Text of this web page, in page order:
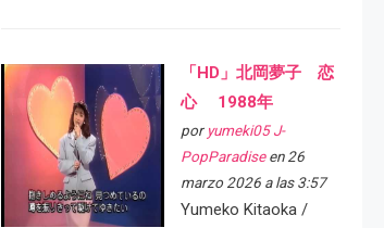
「HD」北岡夢子 恋
心 1988年
por yumeki05 J-
PopParadiseen 26
marzo 2026 a las 3:57
Yumeko Kitaoka /